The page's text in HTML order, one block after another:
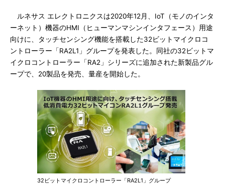
ルネサス エレクトロニクスは2020年12月、IoT（モノのインタ
ーネット）機器のHMI（ヒューマンマシンインタフェース）用途
向けに、タッチセンシング機能を搭載した32ビットマイクロコ
ントローラー「RA2L1」グループを発表した。同社の32ビットマ
イクロコントローラー「RA2」シリーズに追加された新製品グル
ープで、20製品を発売、量産を開始した。
32ビットマイクロコントローラー「RA2L1」グループ